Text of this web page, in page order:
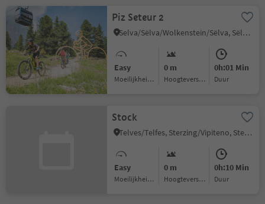
Piz Seteur 2
Selva/Sëlva/Wolkenstein/Sëlva, Sëlva/Selva di Val Gardena, Dolomites Region Val Gardena
Easy
Moeilijkheidsgraad
0 m
Hoogteverschil
0h:01 Min
Duur
Stock
Telves/Telfes, Sterzing/Vipiteno, Sterzing/Vipiteno and environs
Easy
Moeilijkheidsgraad
0 m
Hoogteverschil
0h:10 Min
Duur